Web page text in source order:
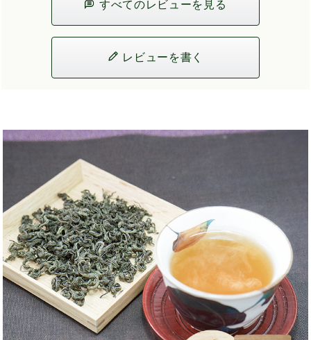
すべてのレビューを見る
レビューを書く